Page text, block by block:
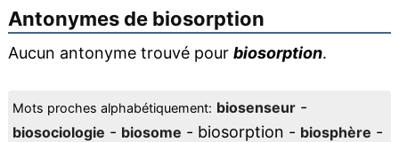
Antonymes de biosorption
Aucun antonyme trouvé pour biosorption.
Mots proches alphabétiquement: biosenseur-
biosociologie - biosome - biosorption - biosphère -